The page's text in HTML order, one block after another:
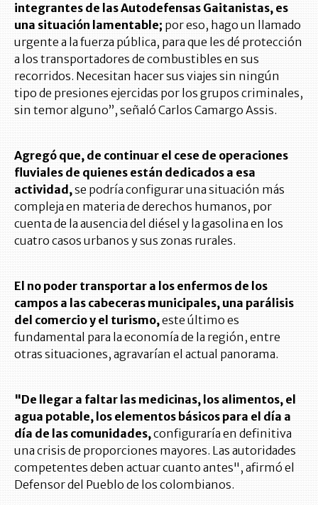
integrantes de las Autodefensas Gaitanistas, es
una situación lamentable; por eso, hago un llamado
urgente a la fuerza pública, para que les dé protección
a los transportadores de combustibles en sus
recorridos. Necesitan hacer sus viajes sin ningún
tipo de presiones ejercidas por los grupos criminales,
sin temor alguno”, señaló Carlos Camargo Assis.
Agregó que, de continuar el cese de operaciones
fluviales de quienes están dedicados a esa
actividad,se podría configurar una situación más
compleja en materia de derechos humanos, por
cuenta de la ausencia del diésel y la gasolina en los
cuatro casos urbanos y sus zonas rurales.
El no poder transportar a los enfermos de los
campos a las cabeceras municipales, una parálisis
del comercio y el turismo,este último es
fundamental para la economía de la región, entre
otras situaciones, agravarían el actual panorama.
"De llegar a faltar las medicinas, los alimentos, el
agua potable, los elementos básicos para el día a
día de las comunidades,configuraría en definitiva
una crisis de proporciones mayores. Las autoridades
competentes deben actuar cuanto antes", afirmó el
Defensor del Pueblo de los colombianos.